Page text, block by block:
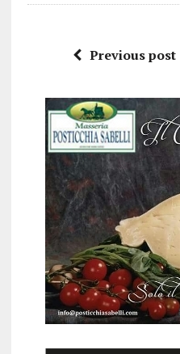
Previous post